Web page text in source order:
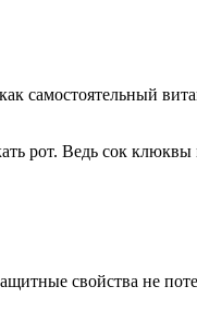
самостоятельный
рот. Ведь сок клюквы
свойства не